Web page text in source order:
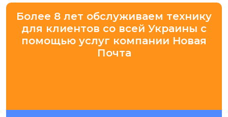
Более 8 лет обслуживаем технику
для клиентов со всей Украины с
помощью услуг компании Новая
Почта